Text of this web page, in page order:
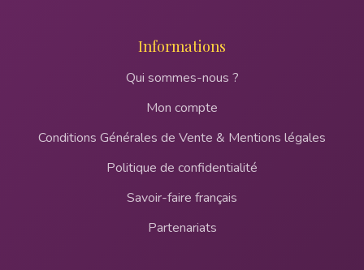
Informations
Qui sommes-nous ?
Mon compte
Conditions Générales de Vente & Mentions légales
Politique de confidentialité
Savoir-faire français
Partenariats